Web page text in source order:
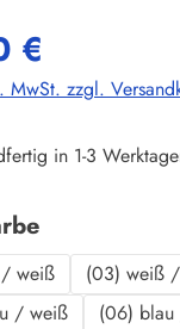
€
MwSt. zzgl.
in 1-3
auswählen
weiß (03) weiß
/ weiß
(06)